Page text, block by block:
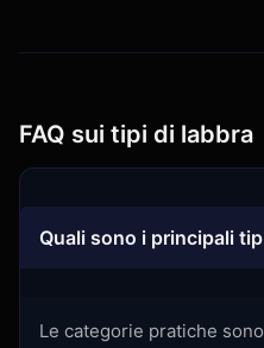
FAQ sui tipi di labbra
Quali sono i principali
Le categorie pratiche